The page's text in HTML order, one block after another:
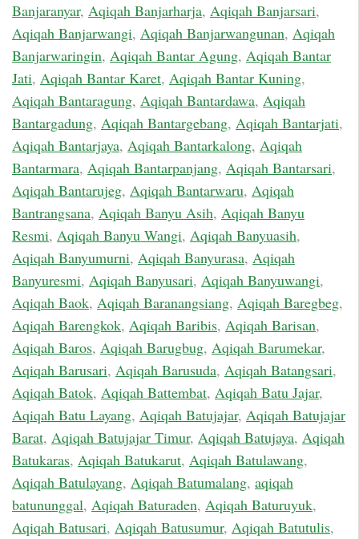
Banjaranyar, Aqiqah Banjarharja, Aqiqah Banjarsari,
Aqiqah Banjarwangi, Aqiqah Banjarwangunan, Aqiqah
Banjarwaringin, Aqiqah Bantar Agung, Aqiqah Bantar
Jati, Aqiqah Bantar Karet, Aqiqah Bantar Kuning,
Aqiqah Bantaragung, Aqiqah Bantardawa, Aqiqah
Bantargadung, Aqiqah Bantargebang, Aqiqah Bantarjati,
Aqiqah Bantarjaya, Aqiqah Bantarkalong, Aqiqah
Bantarmara, Aqiqah Bantarpanjang, Aqiqah Bantarsari,
Aqiqah Bantarujeg, Aqiqah Bantarwaru, Aqiqah
Bantrangsana, Aqiqah Banyu Asih, Aqiqah Banyu
Resmi, Aqiqah Banyu Wangi, Aqiqah Banyuasih,
Aqiqah Banyumurni, Aqiqah Banyurasa, Aqiqah
Banyuresmi, Aqiqah Banyusari, Aqiqah Banyuwangi,
Aqiqah Baok, Aqiqah Baranangsiang, Aqiqah Baregbeg,
Aqiqah Barengkok, Aqiqah Baribis, Aqiqah Barisan,
Aqiqah Baros, Aqiqah Barugbug, Aqiqah Barumekar,
Aqiqah Barusari, Aqiqah Barusuda, Aqiqah Batangsari,
Aqiqah Batok, Aqiqah Battembat, Aqiqah Batu Jajar,
Aqiqah Batu Layang, Aqiqah Batujajar, Aqiqah Batujajar
Barat, Aqiqah Batujajar Timur, Aqiqah Batujaya, Aqiqah
Batukaras, Aqiqah Batukarut, Aqiqah Batulawang,
Aqiqah Batulayang, Aqiqah Batumalang, aqiqah
batununggal, Aqiqah Baturaden, Aqiqah Baturuyuk,
Aqiqah Batusari, Aqiqah Batusumur, Aqiqah Batutulis,